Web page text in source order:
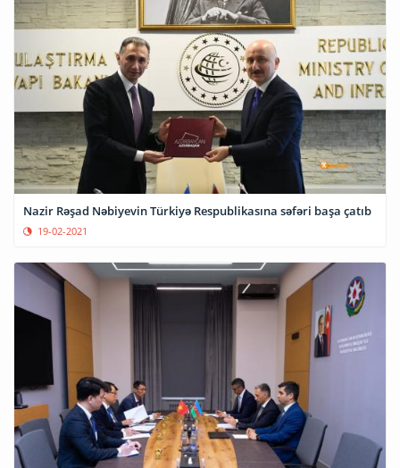
Nazir Rəşad Nəbiyevin Türkiyə Respublikasına səfəri başa çatıb
19-02-2021